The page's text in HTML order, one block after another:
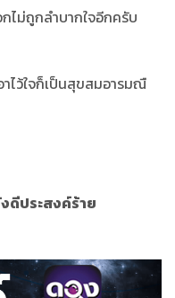
กไม่ถูกลำบากใจอีกครับ
ไว้ใจก็เป็นสุขสมอารมณื
ดีประสงค์ร้าย